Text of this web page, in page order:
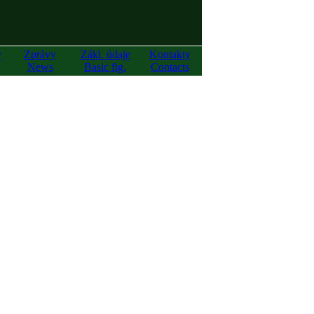
Zprávy
News
Zákl. údaje
Basic fig.
Kontakty
Contacts